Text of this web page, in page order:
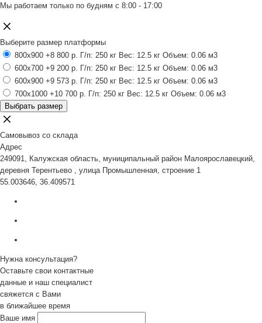
Мы работаем только по будням с 8:00 - 17:00
Выберите размер платформы
800x900 +8 800 р. Г/п: 250 кг Вес: 12.5 кг Объем: 0.06 м3
600x700 +9 200 р. Г/п: 250 кг Вес: 12.5 кг Объем: 0.06 м3
600x900 +9 573 р. Г/п: 250 кг Вес: 12.5 кг Объем: 0.06 м3
700x1000 +10 700 р. Г/п: 250 кг Вес: 12.5 кг Объем: 0.06 м3
Выбрать размер
Самовывоз со склада
Адрес
249091, Калужская область, муниципальный район Малоярославецкий,
деревня Терентьево , улица Промышленная, строение 1
55.003646, 36.409571
Нужна консультация?
Оставьте свои контактные
данные и наш специалист
свяжется с Вами
в ближайшее время
Ваше имя